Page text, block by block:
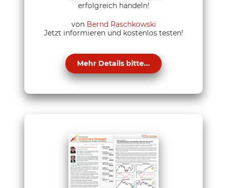
erfolgreich handeln!
von Bernd Raschkowski
Jetzt informieren und kostenlos testen!
Mehr Details bitte...